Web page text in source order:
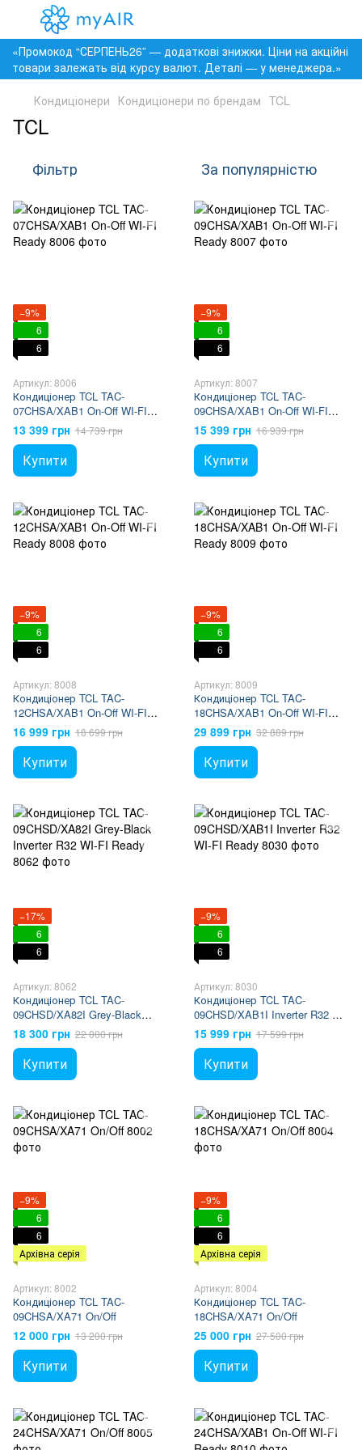
«Промокод “СЕРПЕНЬ26” — додаткові знижки. Ціни на акційні
товари залежать від курсу валют. Деталі — у менеджера.»
Кондиціонери Кондиціонери по брендам TCL
TCL
Фільтр За популярністю
−9%
6
6
Артикул: 8006
Кондиціонер TCL TAC-
07CHSA/XAB1 On-Off WI-FI
Ready
13 399 грн 14 739 грн
Купити
−9%
6
6
Артикул: 8007
Кондиціонер TCL TAC-
09CHSA/XAB1 On-Off WI-FI
Ready
15 399 грн 16 939 грн
Купити
−9%
6
6
Артикул: 8008
Кондиціонер TCL TAC-
12CHSA/XAB1 On-Off WI-FI
Ready
16 999 грн 18 699 грн
Купити
−9%
6
6
Артикул: 8009
Кондиціонер TCL TAC-
18CHSA/XAB1 On-Off WI-FI
Ready
29 899 грн 32 889 грн
Купити
−17%
6
6
Артикул: 8062
Кондиціонер TCL TAC-
09CHSD/XA82I Grey-Black
Inverter R32 WI-FI Ready
18 300 грн 22 000 грн
Купити
−9%
6
6
Артикул: 8030
Кондиціонер TCL TAC-
09CHSD/XAB1I Inverter R32 WI-
FI Ready
15 999 грн 17 599 грн
Купити
−9%
6
6
Архівна серія
Артикул: 8002
Кондиціонер TCL TAC-
09CHSA/XA71 On/Off
12 000 грн 13 200 грн
Купити
−9%
6
6
Архівна серія
Артикул: 8004
Кондиціонер TCL TAC-
18CHSA/XA71 On/Off
25 000 грн 27 500 грн
Купити